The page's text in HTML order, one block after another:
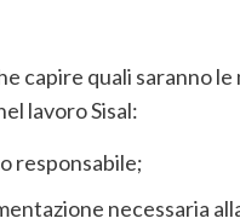
capire quali saranno
lavoro Sisal:
responsabile;
necessaria